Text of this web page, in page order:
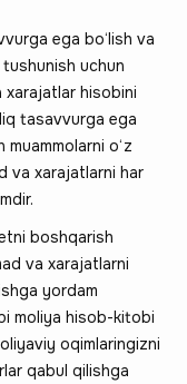
ega bo‘lish va
uchun
xarajatlar hisobini
tasavvurga ega
muammolarni o‘z
va xarajatlarni har
boshqarish
va xarajatlarni
yordam
moliya hisob-kitobi
oqimlaringizni
qabul qilishga